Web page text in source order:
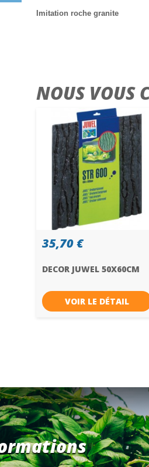
Imitation roche granite
NOUS VOUS
35,70 €
DECOR JUWEL 50X60CM
VOIR LE DÉTAIL